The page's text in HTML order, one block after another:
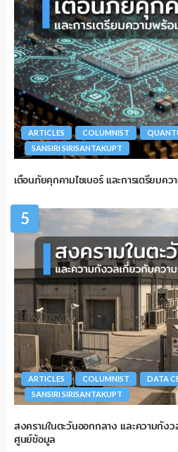
ARTICLES COLUMNIST
SANSIRI SIRISANTAKUPT
เตือนภัยคุกคามไซเบอร์ และการเตรียม
5
ARTICLES COLUMNIST DATA
SANSIRI SIRISANTAKUPT
สงครามในตะวันออกกลาง และความกัง
ศูนย์ข้อมูล